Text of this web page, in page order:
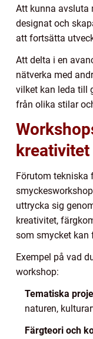
Att kunna avsluta
designat och
att fortsätta
Att delta i en
nätverka med
vilket kan leda till
från olika stilar
Förutom tekniska
uttrycka sig
kreativitet,
som smycket kan
Exempel på vad
workshop:
Tematiska
naturen,
Färgteori och